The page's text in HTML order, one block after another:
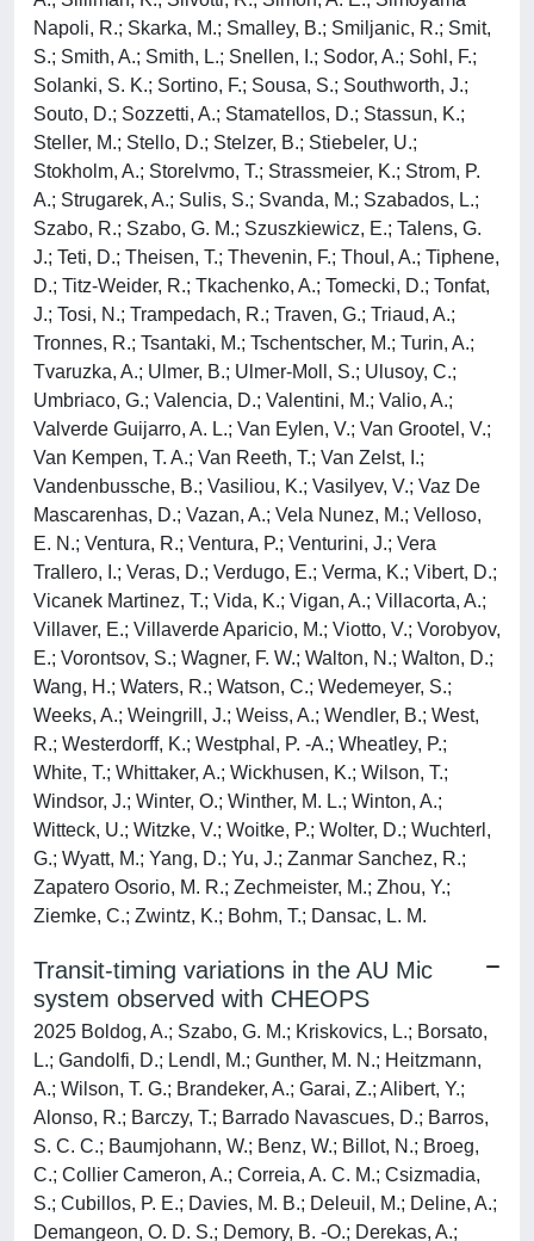
Transit-timing variations in the AU Mic
system observed with CHEOPS
2025 Boldog, A.; Szabo, G. M.; Kriskovics, L.; Borsato,
L.; Gandolfi, D.; Lendl, M.; Gunther, M. N.; Heitzmann,
A.; Wilson, T. G.; Brandeker, A.; Garai, Z.; Alibert, Y.;
Alonso, R.; Barczy, T.; Barrado Navascues, D.; Barros,
S. C. C.; Baumjohann, W.; Benz, W.; Billot, N.; Broeg,
C.; Collier Cameron, A.; Correia, A. C. M.; Csizmadia,
S.; Cubillos, P. E.; Davies, M. B.; Deleuil, M.; Deline, A.;
Demangeon, O. D. S.; Demory, B. -O.; Derekas, A.;